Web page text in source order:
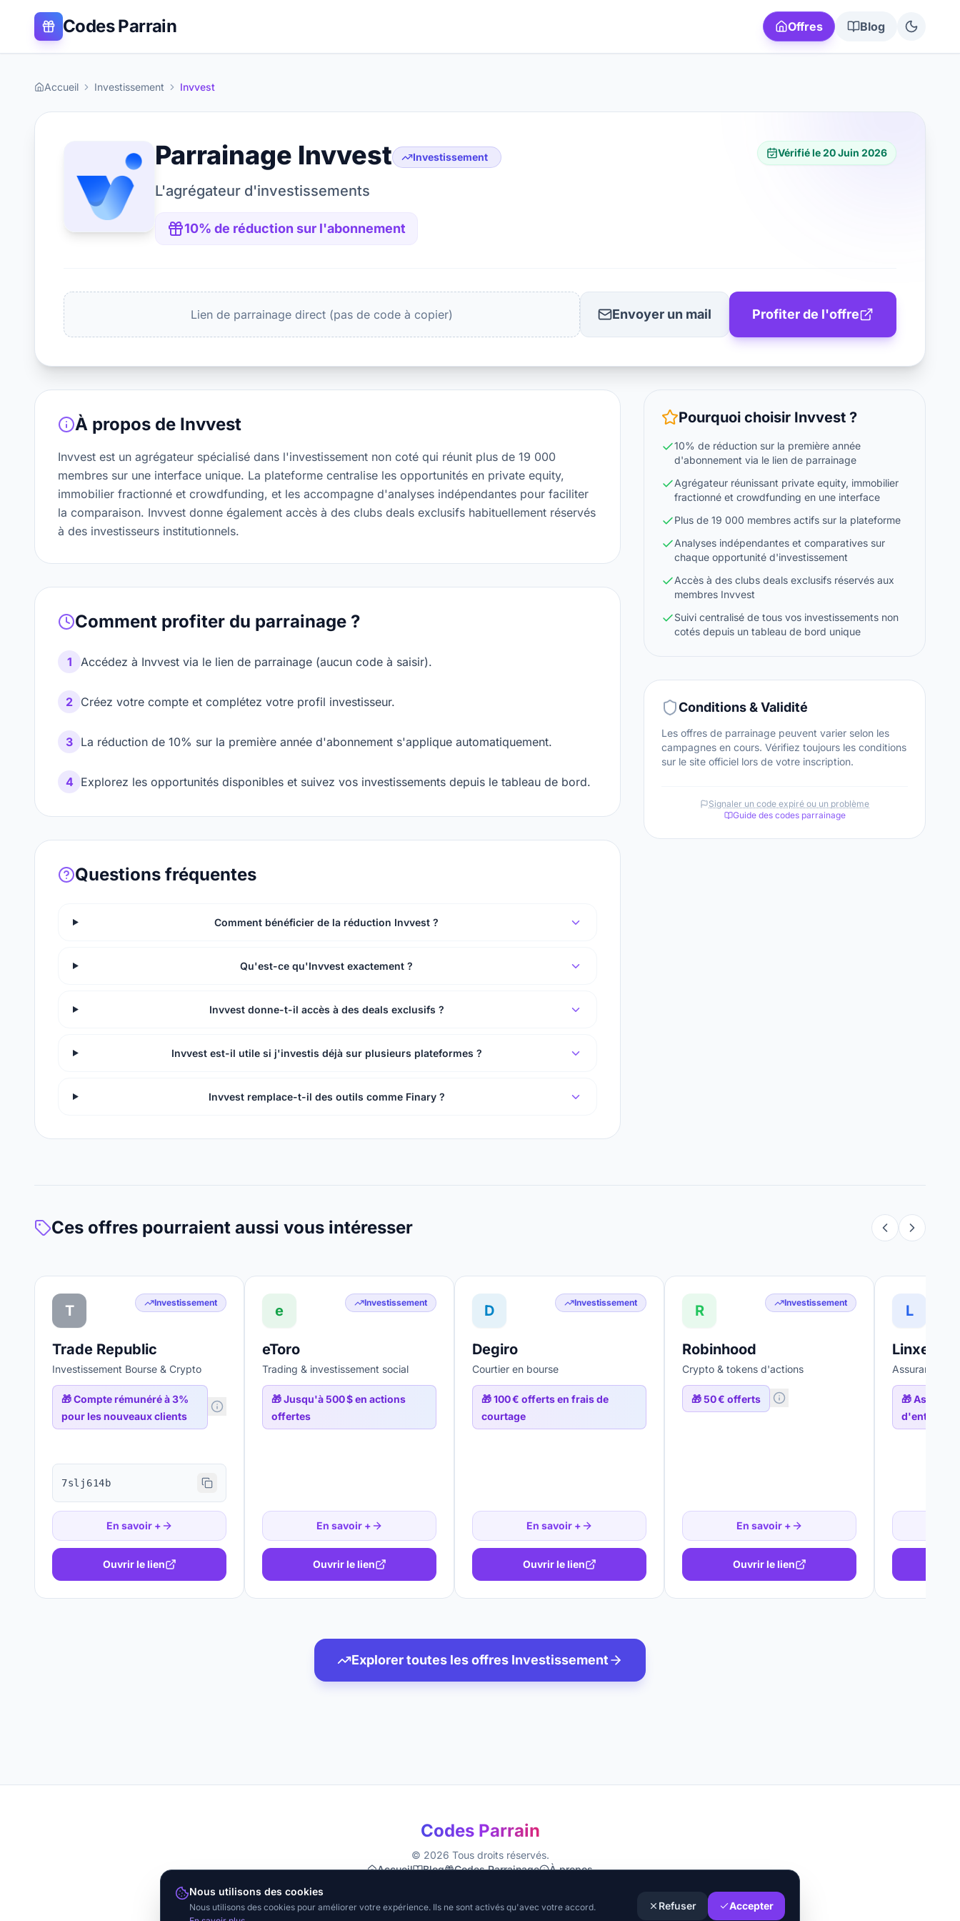
Codes Parrain Offres Blog
Accueil Investissement Invvest
Vérifié le20 Juin 2026
Parrainage Invvest Investissement
L'agrégateur d'investissements
10% de réduction sur l'abonnement
Lien de parrainage direct (pas de code à copier) Envoyer un mail Profiter de l'offre
À propos de Invvest
Invvest est un agrégateur spécialisé dans l'investissement non coté qui réunit plus de 19 000
membres sur une interface unique. La plateforme centralise les opportunités en private equity,
immobilier fractionné et crowdfunding, et les accompagne d'analyses indépendantes pour faciliter
la comparaison. Invvest donne également accès à des clubs deals exclusifs habituellement réservés
à des investisseurs institutionnels.
Comment profiter du parrainage ?
1 Accédez à Invvest via le lien de parrainage (aucun code à saisir).
2 Créez votre compte et complétez votre profil investisseur.
3 La réduction de 10% sur la première année d'abonnement s'applique automatiquement.
4 Explorez les opportunités disponibles et suivez vos investissements depuis le tableau de bord.
Questions fréquentes
Comment bénéficier de la réduction Invvest ?
Qu'est-ce qu'Invvest exactement ?
Invvest donne-t-il accès à des deals exclusifs ?
Invvest est-il utile si j'investis déjà sur plusieurs plateformes ?
Invvest remplace-t-il des outils comme Finary ?
Pourquoi choisir Invvest ?
10% de réduction sur la première année
d'abonnement via le lien de parrainage
Agrégateur réunissant private equity, immobilier
fractionné et crowdfunding en une interface
Plus de 19 000 membres actifs sur la plateforme
Analyses indépendantes et comparatives sur
chaque opportunité d'investissement
Accès à des clubs deals exclusifs réservés aux
membres Invvest
Suivi centralisé de tous vos investissements non
cotés depuis un tableau de bord unique
Conditions & Validité
Les offres de parrainage peuvent varier selon les
campagnes en cours. Vérifiez toujours les conditions
sur le site officiel lors de votre inscription.
Signaler un code expiré ou un problème
Guide des codes parrainage
Ces offres pourraient aussi vous intéresser
T Investissement
Trade Republic
Investissement Bourse & Crypto
🎁Compte rémunéré à 3%
pour les nouveaux clients
7slj614b
En savoir +
Ouvrir le lien
e Investissement
eToro
Trading & investissement social
🎁Jusqu'à 500 $ en actions
offertes
En savoir +
Ouvrir le lien
D Investissement
Degiro
Courtier en bourse
🎁100 € offerts en frais de
courtage
En savoir +
Ouvrir le lien
R Investissement
Robinhood
Crypto & tokens d'actions
🎁50 € offerts
En savoir +
Ouvrir le lien
L
Linxea
Assurance-
🎁
d'entrée,
Explorer toutes les offres Investissement
Nous utilisons des cookies
Nous utilisons des cookies pour améliorer votre expérience. Ils ne sont activés qu'avec votre accord.
Refuser Accepter
Codes Parrain
© 2026 Tous droits réservés.
Accueil
Blog Codes Parrainage
À propos